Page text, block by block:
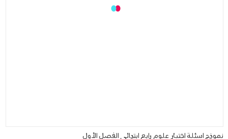
نموذج اسئلة اختبار علوم رابع ابتدائي الفصل الأول